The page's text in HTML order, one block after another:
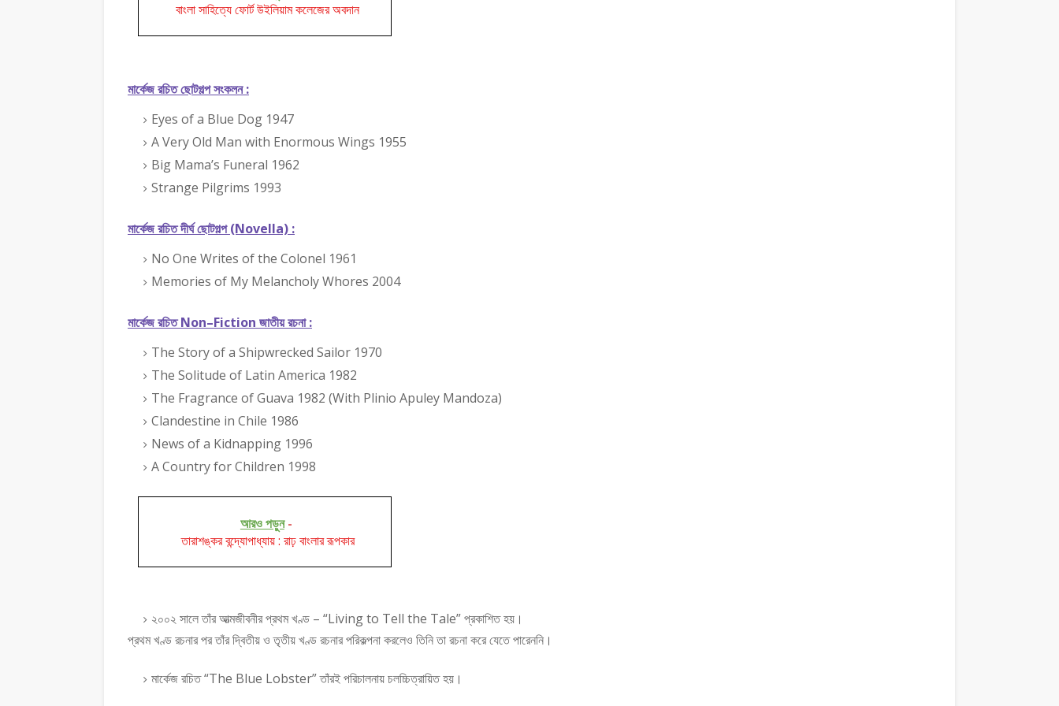
বাংলা সাহিত্যে ফোর্ট উইলিয়াম কলেজের অবদান
মার্কেজ রচিত ছোটগল্প সংকলন :
Eyes of a Blue Dog 1947
A Very Old Man with Enormous Wings 1955
Big Mama’s Funeral 1962
Strange Pilgrims 1993
মার্কেজ রচিত দীর্ঘ ছোটগল্প (Novella) :
No One Writes of the Colonel 1961
Memories of My Melancholy Whores 2004
মার্কেজ রচিত Non–Fiction জাতীয় রচনা :
The Story of a Shipwrecked Sailor 1970
The Solitude of Latin America 1982
The Fragrance of Guava 1982 (With Plinio Apuley Mandoza)
Clandestine in Chile 1986
News of a Kidnapping 1996
A Country for Children 1998
আরও পড়ুন-
তারাশঙ্কর বন্দ্যোপাধ্যায় : রাঢ় বাংলার রূপকার
২০০২ সালে তাঁর আত্মজীবনীর প্রথম খণ্ড – “Living to Tell the Tale” প্রকাশিত হয়।
প্রথম খণ্ড রচনার পর তাঁর দ্বিতীয় ও তৃতীয় খণ্ড রচনার পরিকল্পনা করলেও তিনি তা রচনা করে যেতে পারেননি।
মার্কেজ রচিত “The Blue Lobster” তাঁরই পরিচালনায় চলচ্চিত্রায়িত হয়।